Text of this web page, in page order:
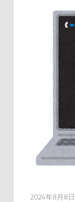
2024年8月8日